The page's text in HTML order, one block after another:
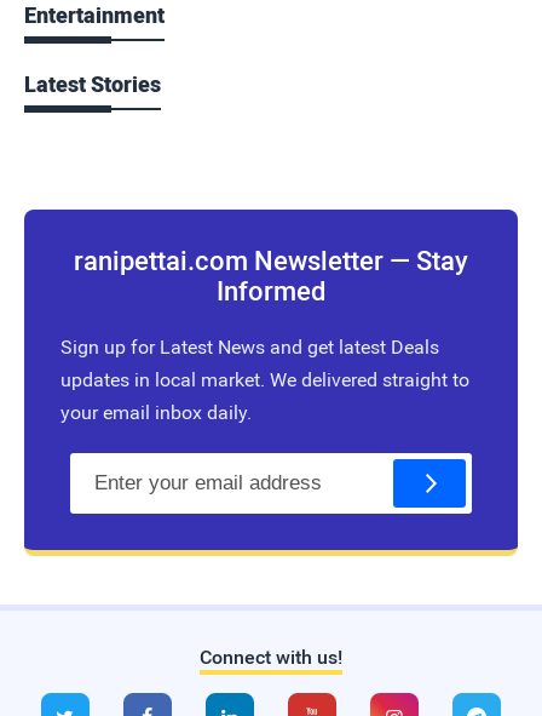
Entertainment
Latest Stories
ranipettai.com Newsletter — Stay
Informed
Sign up for Latest News and get latest Deals
updates in local market. We delivered straight to
your email inbox daily.
Live Traffic Feed
A visitor from Singapore
viewed
Connect with us!